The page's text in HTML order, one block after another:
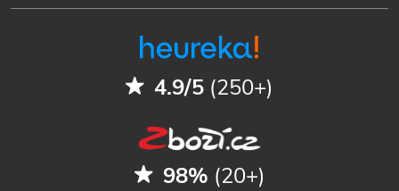
4.9/5 (250+)
98% (20+)